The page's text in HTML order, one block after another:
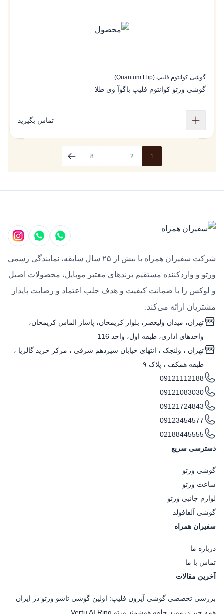
گوشی کوانتوم فلیپ (Quantum Flip)
گوشی ورتو کوانتوم فلیپ باگوآ وی طلا
تماس بگیرید
1
2
8
شرکت سفیران همراه با بیش از ۲۵ سال سابقه، نمایندگی رسمی
ورتو و واردکننده مستقیم برندهای معتبر موبایل، محصولات اصیل
و لوکس را با ضمانت کیفیت و هدف جلب اعتماد و رضایت پایدار
مشتریان ارائه می‌کند.
تهران، میدان ولیعصر، بلوار کریمخان، پاساژ الماس کریمخان،
واحدهای اداری، طبقه اول، واحد 116
تهران ، ولنجک‌ ، انتهای خیابان سیزدهم شرقی ، مرکز خرید گالریا ،
طبقه همکف ، پلاک ۹
09121112188
09121083030
09121724843
09123454577
02188445555
دسترسی سریع
گوشی ورتو
ساعت ورتو
لوازم جانبی ورتو
گوشی آلفافولد
سفیران همراه
درباره ما
تماس با ما
آخرین مقالات
بررسی تخصصی گوشی آیرون فلیپ: اولین گوشی تاشو ورتو در ایران